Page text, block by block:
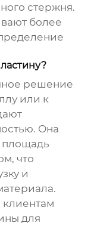
стержня.
более
решение
или к
Она
площадь
что
и
для